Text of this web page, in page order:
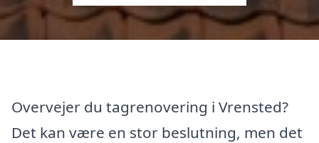
Overvejer du tagrenovering i Vrensted?
Det kan være en stor beslutning, men det